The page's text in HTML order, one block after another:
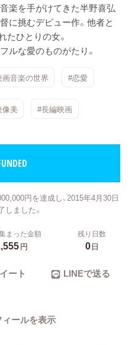
楽を手がけてきた半野喜弘
に挑むデビュー作。他者と
たひとりの女。
ルな愛のものがたり。
画音楽の世界 #恋愛
像美 #長編映画
円を達成し、2015年4月30日
しました。
まった金額
円
残り日数
0日
ート LINEで送る
ィールを表示